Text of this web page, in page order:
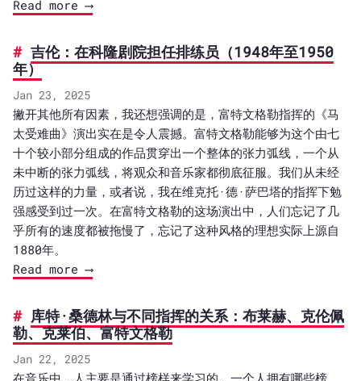
Read more ⟶
吉伦：在科隆剧院担任排练员（1948年至1950
年）
Jan 23, 2025
撇开其他所有因素，我还想强调的是，富特文格勒指挥的《马
太受难曲》演出实在是令人震撼。富特文格勒能够为这个由七
十个较小部分组成的作品贯穿出一个整体的张力弧线，一个从
未中断的张力弧线，将观众和音乐家都彻底征服。我们从未经
历过这样的力量，或者说，我在维克托·德·萨巴塔的指挥下勉
强感受到过一次。在富特文格勒的这场演出中，人们忘记了几
乎所有的速度都被拖慢了，忘记了这种风格的理想实际上源自
1880年。
Read more ⟶
库特·桑德林与不同指挥的关系：布莱赫、克伦佩
勒、克莱伯、富特文格勒
Jan 22, 2025
在音乐中，人主要是通过榜样来学习的。一个人拥有哪些榜